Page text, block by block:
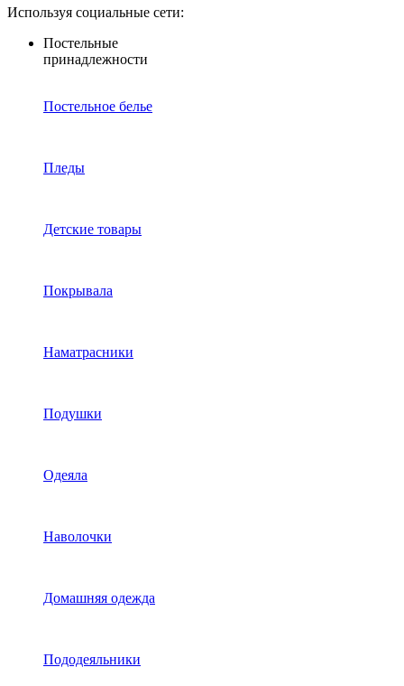
Используя социальные сети:
Постельные
принадлежности
Постельное белье
Пледы
Детские товары
Покрывала
Наматрасники
Подушки
Одеяла
Наволочки
Домашняя одежда
Пододеяльники